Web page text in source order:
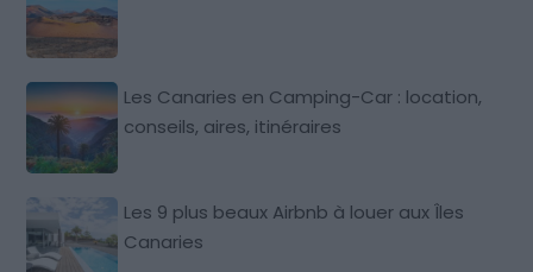
Les Canaries en Camping-Car : location,
conseils, aires, itinéraires
Les 9 plus beaux Airbnb à louer aux Îles
Canaries